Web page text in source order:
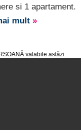
valabile astăzi.
si 1 apartament.
mult »